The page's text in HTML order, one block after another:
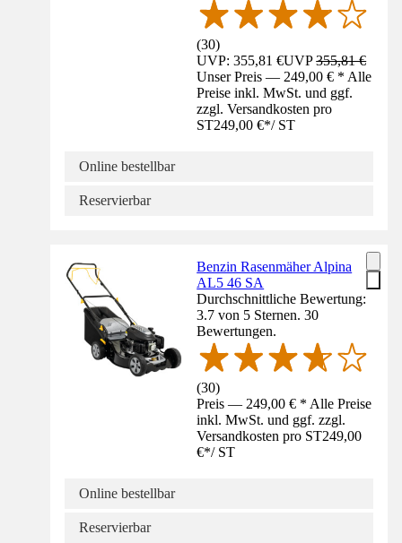
(30)
UVP: 355,81 €UVP355,81 €
Unser Preis — 249,00 € * Alle
Preise inkl. MwSt. und ggf.
zzgl. Versandkosten pro
ST249,00 €*/ ST
Online bestellbar
Reservierbar
Benzin Rasenmäher Alpina
AL5 46 SA
Durchschnittliche Bewertung:
3.7 von 5 Sternen. 30
Bewertungen.
(30)
Preis — 249,00 € * Alle Preise
inkl. MwSt. und ggf. zzgl.
Versandkosten pro ST249,00
€*/ ST
Online bestellbar
Reservierbar